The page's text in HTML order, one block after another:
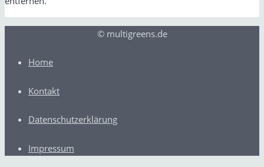
© multigreens.de
Home
Kontakt
Datenschutzerklärung
Impressum